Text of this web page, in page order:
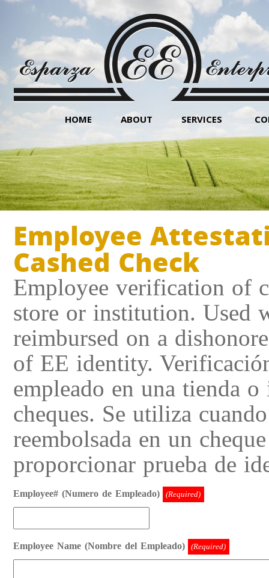
HOME ABOUT SERVICES
Employee
Cashed Check
Employee verification of
store or institution. Used
reimbursed on a
of EE identity.
empleado en una tienda
cheques. Se utiliza
reembolsada en un
proporcionar prueba de
Employee# (Numero de Empleado) (Required)
Employee Name (Nombre del Empleado) (Required)